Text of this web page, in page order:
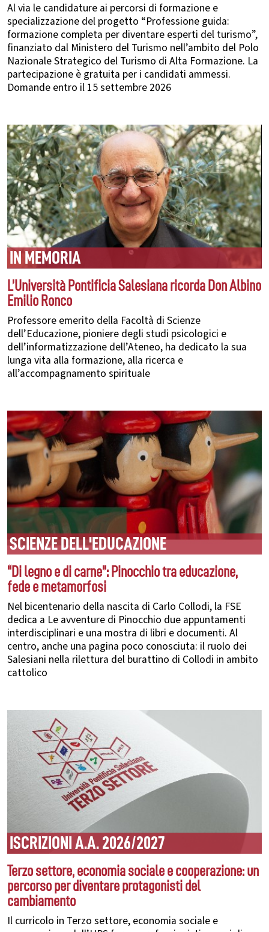
Al via le candidature ai percorsi di formazione e
specializzazione del progetto “Professione guida:
formazione completa per diventare esperti del turismo”,
finanziato dal Ministero del Turismo nell’ambito del Polo
Nazionale Strategico del Turismo di Alta Formazione. La
partecipazione è gratuita per i candidati ammessi.
Domande entro il 15 settembre 2026
IN MEMORIA
L’Università Pontificia Salesiana ricorda Don Albino
Emilio Ronco
Professore emerito della Facoltà di Scienze
dell’Educazione, pioniere degli studi psicologici e
dell’informatizzazione dell’Ateneo, ha dedicato la sua
lunga vita alla formazione, alla ricerca e
all’accompagnamento spirituale
SCIENZE DELL'EDUCAZIONE
“Di legno e di carne”: Pinocchio tra educazione,
fede e metamorfosi
Nel bicentenario della nascita di Carlo Collodi, la FSE
dedica a Le avventure di Pinocchio due appuntamenti
interdisciplinari e una mostra di libri e documenti. Al
centro, anche una pagina poco conosciuta: il ruolo dei
Salesiani nella rilettura del burattino di Collodi in ambito
cattolico
ISCRIZIONI A.A. 2026/2027
Terzo settore, economia sociale e cooperazione: un
percorso per diventare protagonisti del
cambiamento
Il curricolo in Terzo settore, economia sociale e